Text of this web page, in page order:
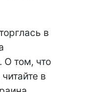
в
О том, что
в